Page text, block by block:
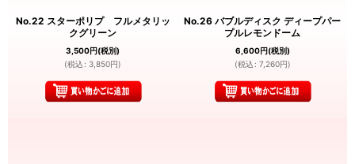
No.22 スターポリプ フルメタリッ
クグリーン
3,500円(税別)
(税込 : 3,850円)
No.26 バブルディスク ディープパー
プルレモンドーム
6,600円(税別)
(税込 : 7,260円)